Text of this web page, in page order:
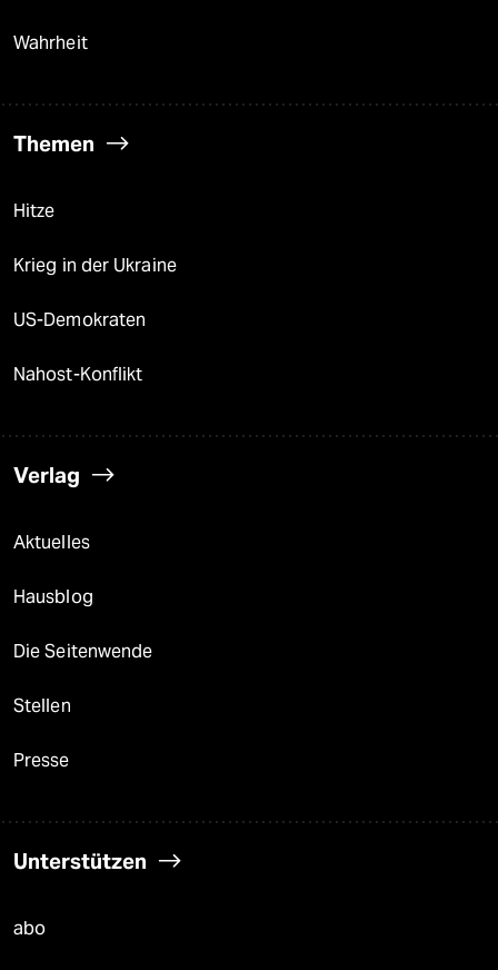
Wahrheit
Themen
Hitze
Krieg in der Ukraine
US-Demokraten
Nahost-Konflikt
Verlag
Aktuelles
Hausblog
Die Seitenwende
Stellen
Presse
Unterstützen
abo